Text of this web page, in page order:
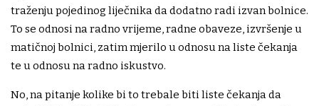
traženju pojedinog liječnika da dodatno radi izvan bolnice.
To se odnosi na radno vrijeme, radne obaveze, izvršenje u
matičnoj bolnici, zatim mjerilo u odnosu na liste čekanja
te u odnosu na radno iskustvo.
No, na pitanje kolike bi to trebale biti liste čekanja da